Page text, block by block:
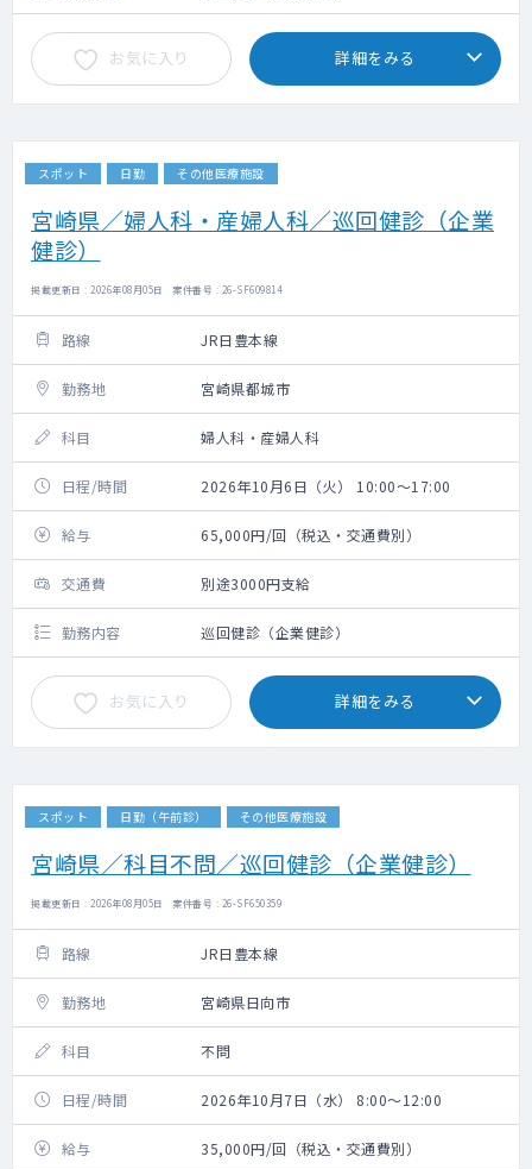
お気に入り 詳細をみる
スポット 日勤 その他医療施設
宮崎県／婦人科・産婦人科／巡回健診（企業
健診）
掲載更新日 : 2026年08月05日 案件番号 : 26-SF609814
路線 JR日豊本線
勤務地 宮崎県都城市
科目 婦人科・産婦人科
日程/時間 2026年10月6日（火） 10:00～17:00
給与 65,000円/回（税込・交通費別）
交通費 別途3000円支給
勤務内容 巡回健診（企業健診）
お気に入り 詳細をみる
スポット 日勤（午前診） その他医療施設
宮崎県／科目不問／巡回健診（企業健診）
掲載更新日 : 2026年08月05日 案件番号 : 26-SF650359
路線 JR日豊本線
勤務地 宮崎県日向市
科目 不問
日程/時間 2026年10月7日（水） 8:00～12:00
給与 35,000円/回（税込・交通費別）